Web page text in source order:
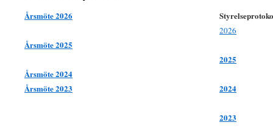
Årsmöte 2026
Årsmöte 2025
Årsmöte 2024
Årsmöte 2023
2026
2025
2024
2023